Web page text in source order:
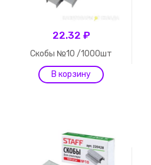
22.32 ₽
Скобы №10 /1000шт